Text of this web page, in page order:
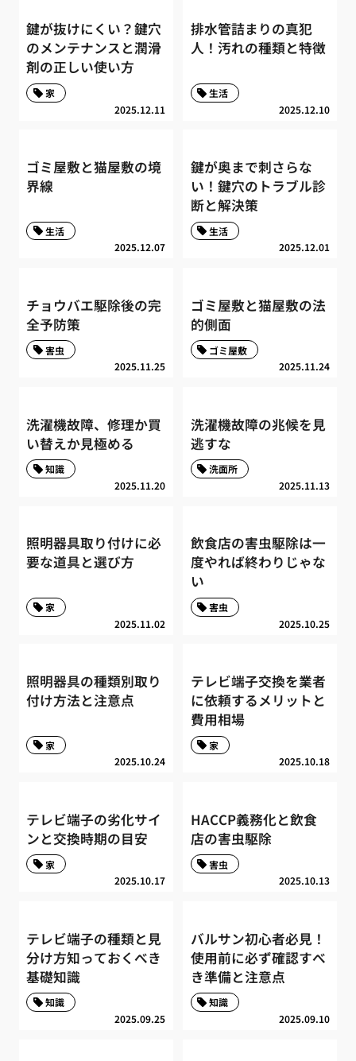
鍵が抜けにくい？鍵穴
のメンテナンスと潤滑
剤の正しい使い方
2025.12.11
家
排水管詰まりの真犯
人！汚れの種類と特徴
2025.12.10
生活
ゴミ屋敷と猫屋敷の境
界線
2025.12.07
生活
鍵が奥まで刺さらな
い！鍵穴のトラブル診
断と解決策
2025.12.01
生活
チョウバエ駆除後の完
全予防策
2025.11.25
害虫
ゴミ屋敷と猫屋敷の法
的側面
2025.11.24
ゴミ屋敷
洗濯機故障、修理か買
い替えか見極める
2025.11.20
知識
洗濯機故障の兆候を見
逃すな
2025.11.13
洗面所
照明器具取り付けに必
要な道具と選び方
2025.11.02
家
飲食店の害虫駆除は一
度やれば終わりじゃな
い
2025.10.25
害虫
照明器具の種類別取り
付け方法と注意点
2025.10.24
家
テレビ端子交換を業者
に依頼するメリットと
費用相場
2025.10.18
家
テレビ端子の劣化サイ
ンと交換時期の目安
2025.10.17
家
HACCP義務化と飲食
店の害虫駆除
2025.10.13
害虫
テレビ端子の種類と見
分け方知っておくべき
基礎知識
2025.09.25
知識
バルサン初心者必見！
使用前に必ず確認すべ
き準備と注意点
2025.09.10
知識